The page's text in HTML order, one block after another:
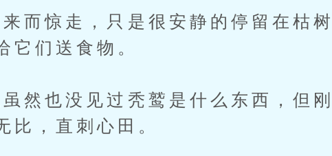
而惊走，只是很安静的停留在枯树
它们送食物。
也没见过秃鹫是什么东西，但刚
比，直刺心田。